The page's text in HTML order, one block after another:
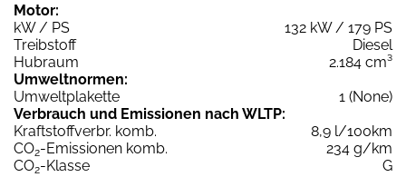
Motor:
kW / PS
132 kW / 179 PS
Treibstoff
Diesel
Hubraum
2.184 cm³
Umweltnormen:
Umweltplakette
1 (None)
Verbrauch und Emissionen nach WLTP:
Kraftstoffverbr. komb.
8,9 l/100km
CO2-Emissionen komb.
234 g/km
CO2-Klasse
G